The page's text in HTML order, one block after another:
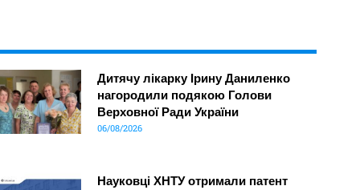
Дитячу лікарку Ірину Даниленко
нагородили подякою Голови
Верховної Ради України
06/08/2026
Науковці ХНТУ отримали патент